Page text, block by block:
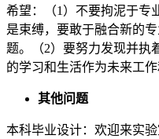
希望：（1）不要拘泥于专
是束缚，要敢于融合新的
题。（2）要努力发现并执
的学习和生活作为未来工
其他问题
本科毕业设计：欢迎来实